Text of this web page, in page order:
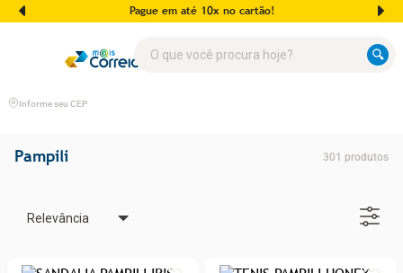
Pague em até 10x no cartão!
Informe seu CEP
Pampili 301 produtos
Relevância